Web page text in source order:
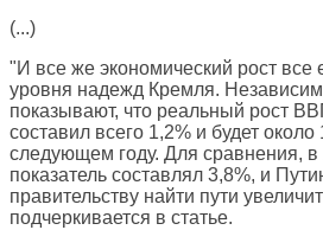
(...)
"И все же экономический рост
уровня надежд Кремля.
показывают, что реальный рост
составил всего 1,2% и будет
следующем году. Для сравнения, в
показатель составлял 3,8%, и
правительству найти пути
подчеркивается в статье.